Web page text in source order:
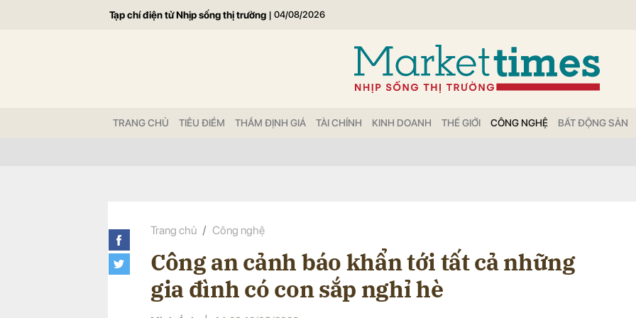
Tạp chí điện tử Nhịp sống thị trường | 04/08/2026
TRANG CHỦ TIÊU ĐIỂM THẨM ĐỊNH GIÁ TÀI CHÍNH KINH DOANH THẾ GIỚI CÔNG NGHỆ BẤT ĐỘNG SẢN
Trang chủ Công nghệ
Công an cảnh báo khẩn tới tất cả những
gia đình có con sắp nghỉ hè
Gửi bình luận